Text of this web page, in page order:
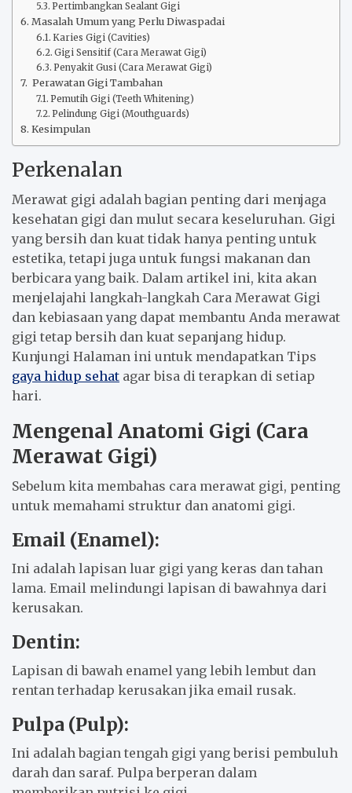
Pertimbangkan Sealant Gigi
Masalah Umum yang Perlu Diwaspadai
Karies Gigi (Cavities)
Gigi Sensitif (Cara Merawat Gigi)
Penyakit Gusi (Cara Merawat Gigi)
Perawatan Gigi Tambahan
Pemutih Gigi (Teeth Whitening)
Pelindung Gigi (Mouthguards)
Kesimpulan
Perkenalan
Merawat gigi adalah bagian penting dari menjaga
kesehatan gigi dan mulut secara keseluruhan. Gigi
yang bersih dan kuat tidak hanya penting untuk
estetika, tetapi juga untuk fungsi makanan dan
berbicara yang baik. Dalam artikel ini, kita akan
menjelajahi langkah-langkah Cara Merawat Gigi
dan kebiasaan yang dapat membantu Anda merawat
gigi tetap bersih dan kuat sepanjang hidup.
Kunjungi Halaman ini untuk mendapatkan Tips
gaya hidup sehat agar bisa di terapkan di setiap
hari.
Mengenal Anatomi Gigi (Cara
Merawat Gigi)
Sebelum kita membahas cara merawat gigi, penting
untuk memahami struktur dan anatomi gigi.
Email (Enamel):
Ini adalah lapisan luar gigi yang keras dan tahan
lama. Email melindungi lapisan di bawahnya dari
kerusakan.
Dentin:
Lapisan di bawah enamel yang lebih lembut dan
rentan terhadap kerusakan jika email rusak.
Pulpa (Pulp):
Ini adalah bagian tengah gigi yang berisi pembuluh
darah dan saraf. Pulpa berperan dalam